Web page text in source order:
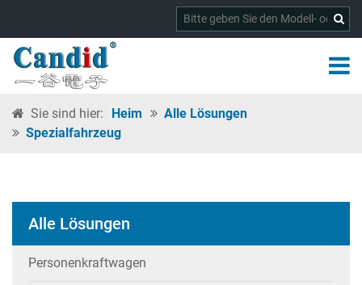
Sie sind hier: Heim
Alle Lösungen
Spezialfahrzeug
Alle Lösungen
Personenkraftwagen